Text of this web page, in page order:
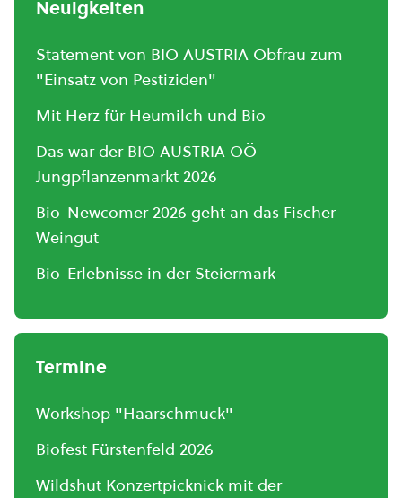
Neuigkeiten
Statement von BIO AUSTRIA Obfrau zum
"Einsatz von Pestiziden"
Mit Herz für Heumilch und Bio
Das war der BIO AUSTRIA OÖ
Jungpflanzenmarkt 2026
Bio-Newcomer 2026 geht an das Fischer
Weingut
Bio-Erlebnisse in der Steiermark
Termine
Workshop "Haarschmuck"
Biofest Fürstenfeld 2026
Wildshut Konzertpicknick mit der